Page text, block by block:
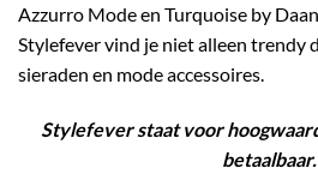
Azzurro Mode en Turquoise by
Stylefever vind je niet alleen trendy
sieraden en mode accessoires.
Stylefever staat voor
betaalbaar.